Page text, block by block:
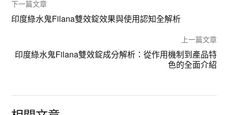
下一篇文章
印度綠水鬼Filana雙效錠效果與使用認知全解析
上一篇文章
印度綠水鬼Filana雙效錠成分解析：從作用機制到產品特
色的全面介紹